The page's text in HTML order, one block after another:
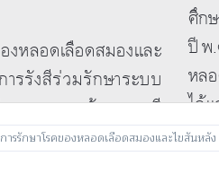
การรักษาโรคของหลอดเลือดสมองและไขสันหลัง